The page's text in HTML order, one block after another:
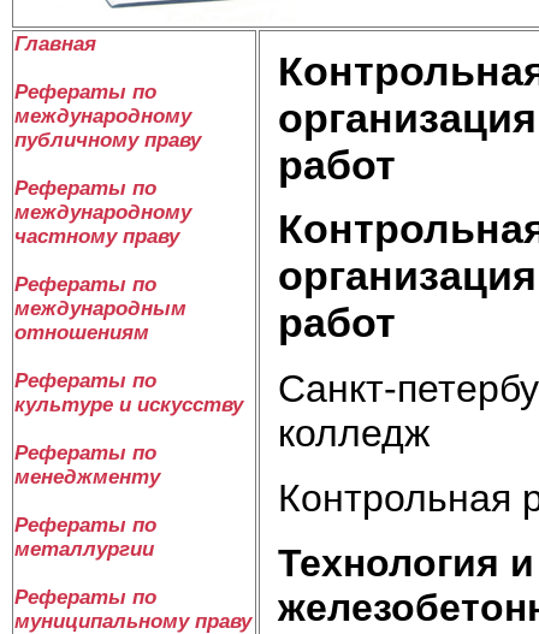
Главная
Рефераты по
международному
публичному праву
Рефераты по
международному
частному праву
Рефераты по
международным
отношениям
Рефераты по
культуре и искусству
Рефераты по
менеджменту
Рефераты по
металлургии
Рефераты по
муниципальному праву
работ
работ
Санкт-
колледж
Контрольная
Технология